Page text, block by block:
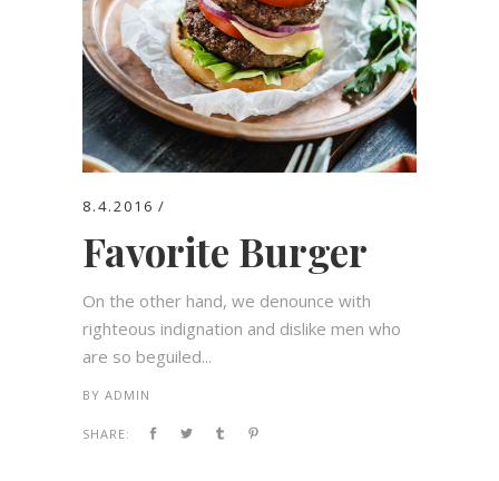
8.4.2016
Favorite Burger
On the other hand, we denounce with
righteous indignation and dislike men who
are so beguiled...
BY ADMIN
SHARE: